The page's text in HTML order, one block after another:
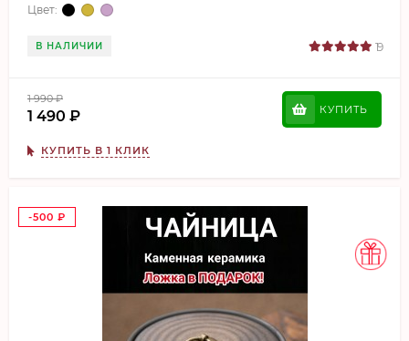
Цвет:
В НАЛИЧИИ 19
1 990₽
1 490 ₽ КУПИТЬ
КУПИТЬ В 1 КЛИК
-500 ₽